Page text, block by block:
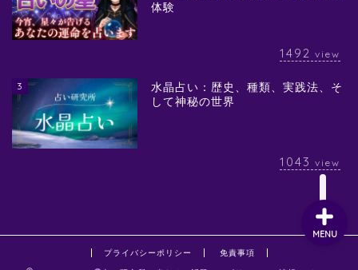
体験
1492 view
3
水晶占い：歴史、種類、実践法、そ
して神秘の世界
1043 view
プライバシーポリシー 免責事項
MENU